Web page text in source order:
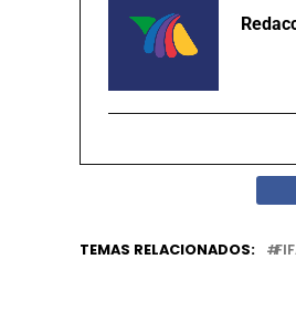
TEMAS RELACIONADOS: